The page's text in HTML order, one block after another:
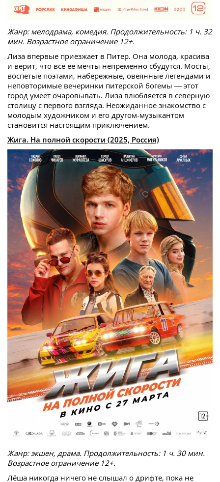
Жанр: мелодрама, комедия. Продолжительность: 1 ч. 32
мин. Возрастное ограничение 12+.
Лиза впервые приезжает в Питер. Она молода, красива
и верит, что все ее мечты непременно сбудутся. Мосты,
воспетые поэтами, набережные, овеянные легендами и
неповторимые вечеринки питерской богемы — этот
город умеет очаровывать. Лиза влюбляется в северную
столицу с первого взгляда. Неожиданное знакомство с
молодым художником и его другом-музыкантом
становится настоящим приключением.
Жига. На полной скорости (2025, Россия)
Жанр: экшен, драма. Продолжительность: 1 ч. 30 мин.
Возрастное ограничение 12+.
Лёша никогда ничего не слышал о дрифте, пока не